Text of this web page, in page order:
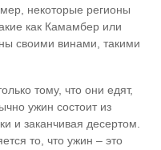
некоторые регионы
как Камамбер или
своими винами, такими
тому, что они едят,
ужин состоит из
и заканчивая десертом.
то, что ужин – это